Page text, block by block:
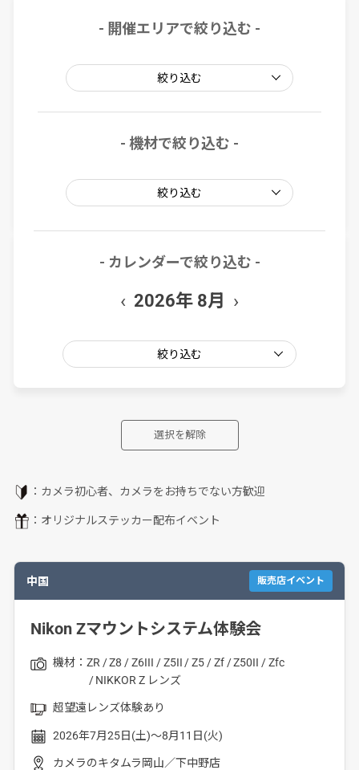
- 開催エリアで絞り込む -
絞り込む
- 機材で絞り込む -
絞り込む
- カレンダーで絞り込む -
‹ 2026年 8月 ›
絞り込む
選択を解除
：カメラ初心者、カメラをお持ちでない方歓迎
：オリジナルステッカー配布イベント
中国 販売店イベント
Nikon Zマウントシステム体験会
機材： ZR Z8 Z6III Z5II Z5 Zf Z50II
Zfc
NIKKOR Z レンズ
超望遠レンズ体験あり
2026年7月25日(土)～8月11日(火)
カメラのキタムラ岡山／下中野店